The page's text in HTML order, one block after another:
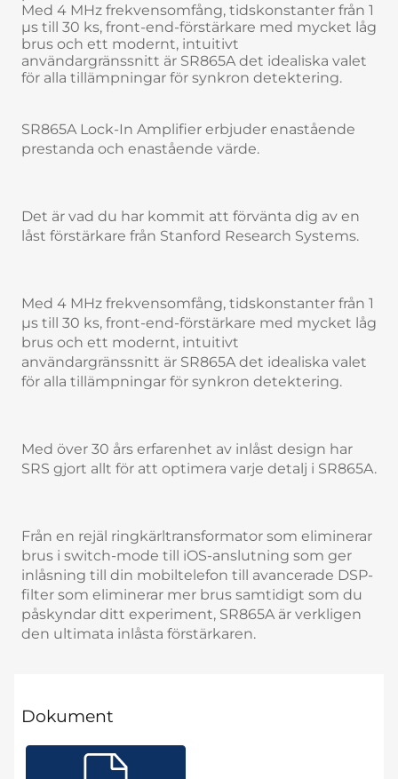
Med 4 MHz frekvensomfång, tidskonstanter från 1
µs till 30 ks, front-end-förstärkare med mycket låg
brus och ett modernt, intuitivt
användargränssnitt är SR865A det idealiska valet
för alla tillämpningar för synkron detektering.
SR865A Lock-In Amplifier erbjuder enastående
prestanda och enastående värde.
Det är vad du har kommit att förvänta dig av en
låst förstärkare från Stanford Research Systems.
Med 4 MHz frekvensomfång, tidskonstanter från 1
µs till 30 ks, front-end-förstärkare med mycket låg
brus och ett modernt, intuitivt
användargränssnitt är SR865A det idealiska valet
för alla tillämpningar för synkron detektering.
Med över 30 års erfarenhet av inlåst design har
SRS gjort allt för att optimera varje detalj i SR865A.
Från en rejäl ringkärltransformator som eliminerar
brus i switch-mode till iOS-anslutning som ger
inlåsning till din mobiltelefon till avancerade DSP-
filter som eliminerar mer brus samtidigt som du
påskyndar ditt experiment, SR865A är verkligen
den ultimata inlåsta förstärkaren.
Dokument